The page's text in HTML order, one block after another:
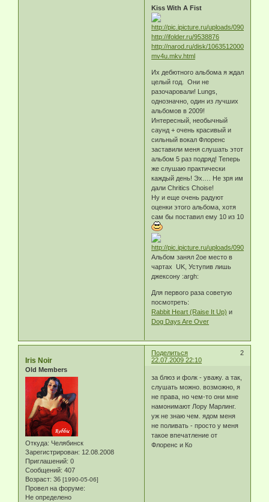
Kiss With A Fist
http://ifolder.ru/9538876
http://narod.ru/disk/10635120000/
mv4u.mkv.html
Их дебютного альбома я ждал
целый год. Они не
разочаровали! Lungs,
однозначно, один из лучших
альбомов в 2009!
Интересный, необычный
саунд + очень красивый и
сильный вокал Флоренс
заставили меня слушать этот
альбом 5 раз подряд! Теперь
же слушаю практически
каждый день! Эх.… Не зря им
дали Chritics Сhoise!
Ну и еще очень радуют
оценки этого альбома, хотя
сам бы поставил ему 10 из 10
Альбом занял 2ое место в
чартах UK, Уступив лишь
джексону :argh:
Для первого раза советую
посмотреть:
Rabbit Heart (Raise It Up) и
Dog Days Are Over
Поделиться
2
22.07.2009 22:10
Iris Noir
Old Members
Откуда: Челябинск
Зарегистрирован: 12.08.2008
Приглашений: 0
Сообщений: 407
Возраст: 36 [1990-05-06]
Провел на форуме:
Не определено
за блюз и фолк - уважу. а так,
слушать можно. возможно, я
не права, но чем-то они мне
намонимают Лору Марлинг.
уж не знаю чем. ядом меня
не поливать - просто у меня
такое впечатление от
Флоренс и Ко